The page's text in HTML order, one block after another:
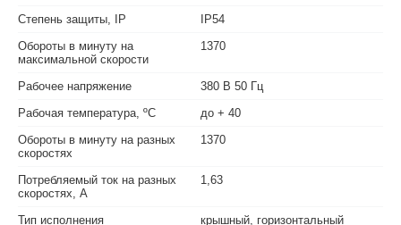
Степень защиты, IP
IP54
Обороты в минуту на
максимальной скорости
1370
Рабочее напряжение
380 В 50 Гц
Рабочая температура, ºС
до + 40
Обороты в минуту на разных
скоростях
1370
Потребляемый ток на разных
скоростях, А
1,63
Тип исполнения крышный, горизонтальный